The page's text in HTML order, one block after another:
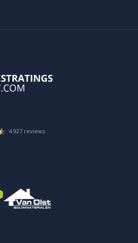
4.927 reviews